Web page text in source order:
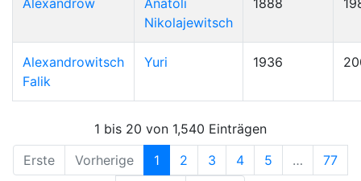
Alexandrow
Anatoli
Nikolajewitsch
1888
Alexandrowitsch
Falik
Yuri 1936
1 bis 20 von 1,540 Einträgen
Erste
Vorherige 1 2 3 4 5 …
77